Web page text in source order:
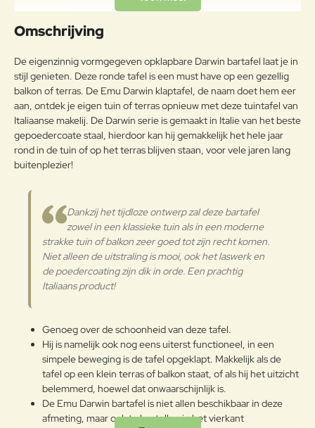
dan 2%, behandeld om met het
weerstaan.
Onderhoudsadvies
Gepoedercoat staal
Om het product lang in goede
staat te behouden, adviseren wij
het tijdens de winter op een
afgesloten droge plaats te
opgeslagen, is het raadzaam voor
het winterseizoen en op
kwartaalbasis de metalen
oppervlakken met een zachte doek
te reinigen. Gebruik water of
staan in de winter, behandel ze dan
op regelmatige basis met vaseline
of autowas, ook is het belangrijk
regelmatig het fijnstof af te nemen
met een vochtige doek. Zo heeft u
vele jaren plezier van uw aankoop!
Uw naam:
g:
Note:HTML-code wordt niet vertaald!
Waardering:
Waarderin
g:
Slecht
Verder
Omschrijving
De eigenzinnig vormgegeven opklapbare Darwin bartafel laat je in
stijl genieten. Deze ronde tafel is een must have op een gezellig
balkon of terras. De Emu Darwin klaptafel, de naam doet hem eer
aan, ontdek je eigen tuin of terras opnieuw met deze tuintafel van
Italiaanse makelij. De Darwin serie is gemaakt in Italie van het beste
gepoedercoate staal, hierdoor kan hij gemakkelijk het hele jaar
rond in de tuin of op het terras blijven staan, voor vele jaren lang
buitenplezier!
Dankzij het tijdloze ontwerp zal deze bartafel
zowel in een klassieke tuin als in een moderne
strakke tuin of balkon zeer goed tot zijn recht komen.
Niet alleen de uitstraling is mooi, ook het laswerk en
de poedercoating zijn dik in orde. Een prachtig
Italiaans product!
Genoeg over de schoonheid van deze tafel.
Hij is namelijk ook nog eens uiterst functioneel, in een
simpele beweging is de tafel opgeklapt. Makkelijk als de
tafel op een klein terras of balkon staat, of als hij het uitzicht
belemmerd, hoewel dat onwaarschijnlijk is.
De Emu Darwin bartafel is niet allen beschikbaar in deze
afmeting, maar ook te bestellen in het vierkant